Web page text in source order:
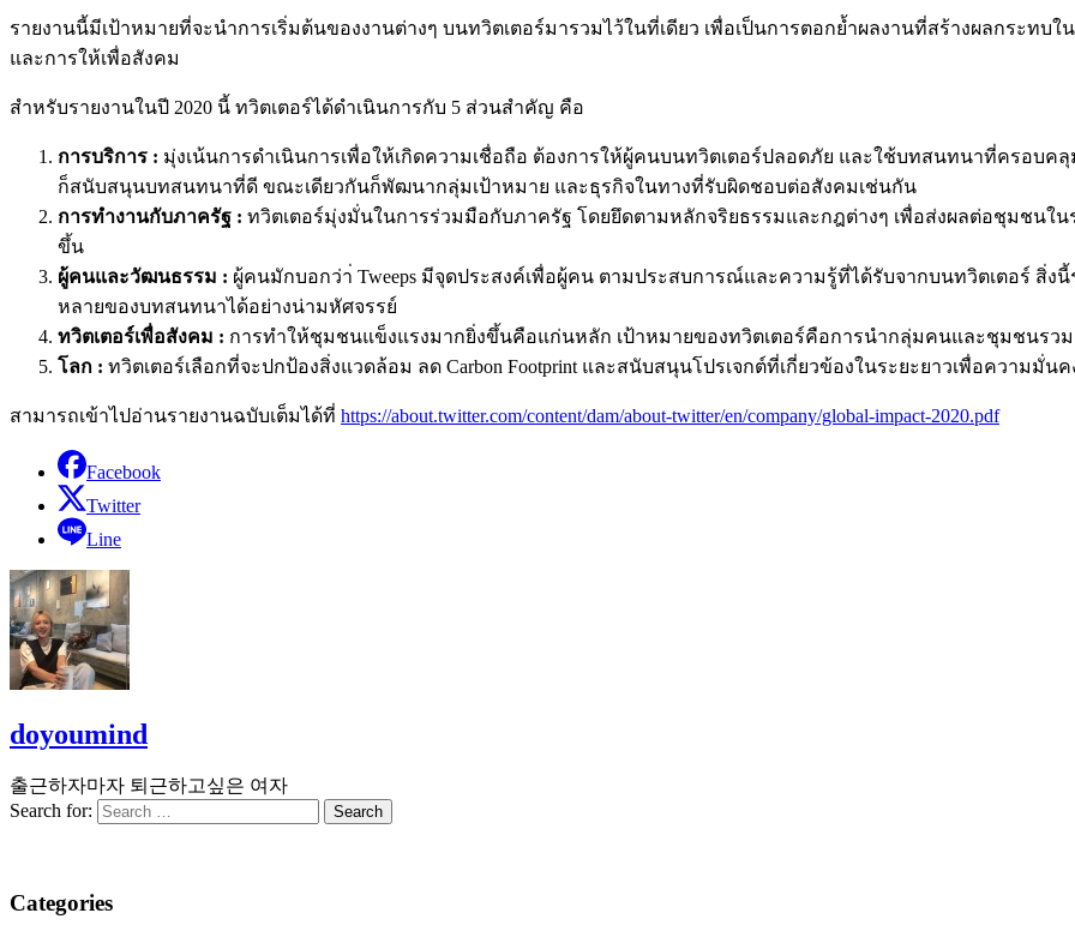
รายงานนี้มีเป้าหมายที่จะนำการเริ่มต้นของงานต่างๆ บนทวิตเตอร์มารวมไว้ในที่เดียว เพื่อเป็นการตอกย้ำผลงานที่สร้างผลกระท
และการให้เพื่อสังคม
สำหรับรายงานในปี 2020 นี้ ทวิตเตอร์ได้ดำเนินการกับ 5 ส่วนสำคัญ คือ
การบริการ : มุ่งเน้นการดำเนินการเพื่อให้เกิดความเชื่อถือ ต้องการให้ผู้คนบนทวิตเตอร์ปลอดภัย และใช้บทสนทนาที่ครอบค
ก็สนับสนุนบทสนทนาที่ดี ขณะเดียวกันก็พัฒนากลุ่มเป้าหมาย และธุรกิจในทางที่รับผิดชอบต่อสังคมเช่นกัน
การทำงานกับภาครัฐ : ทวิตเตอร์มุ่งมั่นในการร่วมมือกับภาครัฐ โดยยึดตามหลักจริยธรรมและกฎต่างๆ เพื่อส่งผลต่อชุมชนใ
ขึ้น
ผู้คนและวัฒนธรรม : ผู้คนมักบอกว่า่ Tweeps มีจุดประสงค์เพื่อผู้คน ตามประสบการณ์และความรู้ที่ได้รับจากบนทวิตเตอร์
หลายของบทสนทนาได้อย่างน่ามหัศจรรย์
ทวิตเตอร์เพื่อสังคม : การทำให้ชุมชนแข็งแรงมากยิ่งขึ้นคือแก่นหลัก เป้าหมายของทวิตเตอร์คือการนำกลุ่มคนและชุมชนรวม
โลก : ทวิตเตอร์เลือกที่จะปกป้องสิ่งแวดล้อม ลด Carbon Footprint และสนับสนุนโปรเจกต์ที่เกี่ยวข้องในระยะยาวเพื่อความมั่นค
สามารถเข้าไปอ่านรายงานฉบับเต็มได้ที่ https://about.twitter.com/content/dam/about-twitter/en/company/global-impact-2020.pdf
Facebook
Twitter
Line
doyoumind
출근하자마자 퇴근하고싶은 여자
Search for:
Categories